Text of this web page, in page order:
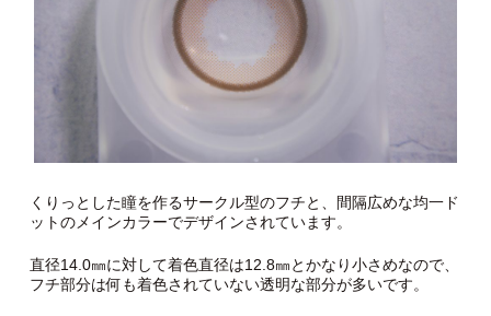
くりっとした瞳を作るサークル型のフチと、間隔広めな均一ド
ットのメインカラーでデザインされています。
直径14.0㎜に対して着色直径は12.8㎜とかなり小さめなので、
フチ部分は何も着色されていない透明な部分が多いです。